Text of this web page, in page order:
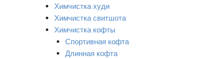
Химчистка худи
Химчистка свитшота
Химчистка кофты
Спортивная кофта
Длинная кофта